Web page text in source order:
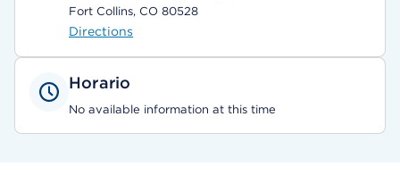
Fort Collins, CO 80528
Directions
Horario
No available information at this time